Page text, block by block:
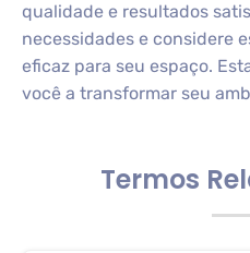
qualidade e resultados
necessidades e considere
eficaz para seu espaço.
você a transformar seu
Termos